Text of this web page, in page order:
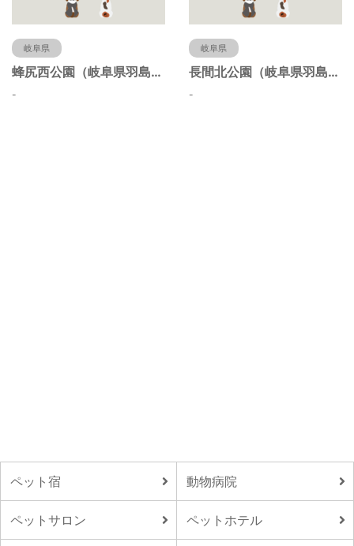
岐阜県
蜂尻西公園（岐阜県羽島市）
-
岐阜県
長間北公園（岐阜県羽島市）
-
ペット宿 動物病院
ペットサロン ペットホテル